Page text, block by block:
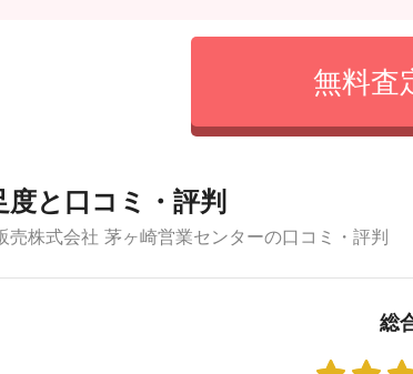
無料査
度と口コミ・評判
売株式会社 茅ヶ崎営業センターの口コミ・評判
総